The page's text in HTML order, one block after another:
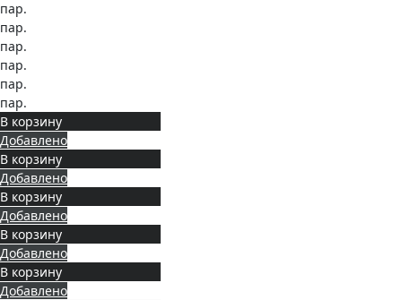
пар.
пар.
пар.
пар.
пар.
пар.
В корзину
Добавлено
В корзину
Добавлено
В корзину
Добавлено
В корзину
Добавлено
В корзину
Добавлено